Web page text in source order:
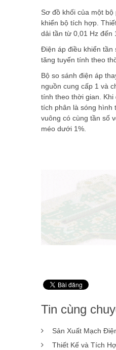
Sơ đồ khối của một
khiển bộ tích hợp.
dải tần từ 0,01 Hz đến
Điện áp điều khiển tần
tăng tuyến tính theo
Bộ so sánh điện áp
nguồn cung cấp 1 và
tính theo thời gian.
tích phân là sóng hình
vuông có cùng tần số
méo dưới 1%.
Tin cùng
Sản Xuất Mạch
Thiết Kế và Tích